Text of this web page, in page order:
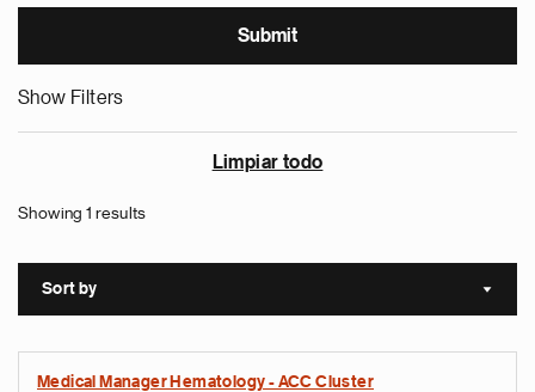
Show Filters
Limpiar todo
Showing 1 results
Sort by Sort
Medical Manager Hematology - ACC Cluster